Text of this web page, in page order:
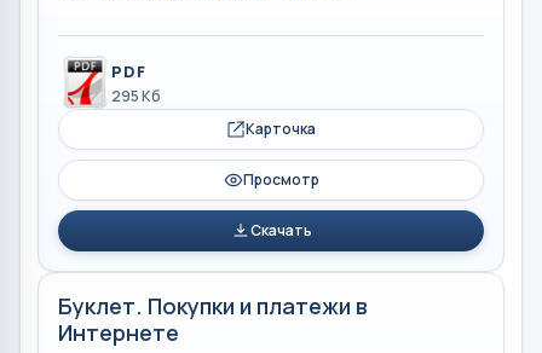
PDF
295 Кб
Карточка
Просмотр
Скачать
Буклет. Покупки и платежи в
Интернете